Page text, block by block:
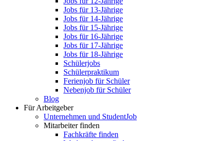
Jobs für 13-Jährige
Jobs für 14-Jährige
Jobs für 15-Jährige
Jobs für 16-Jährige
Jobs für 17-Jährige
Jobs für 18-Jährige
Schülerjobs
Schülerpraktikum
Ferienjob für Schüler
Nebenjob für Schüler
Blog
Für Arbeitgeber
Unternehmen und StudentJob
Mitarbeiter finden
Fachkräfte finden